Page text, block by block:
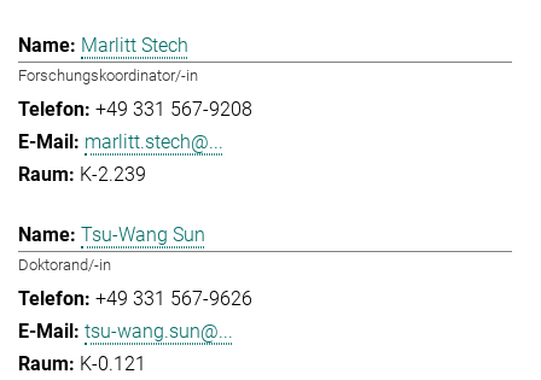
Marlitt Stech
Forschungskoordinator/-in
+49 331 567-9208
marlitt.stech@...
K-2.239
Tsu-Wang Sun
Doktorand/-in
+49 331 567-9626
tsu-wang.sun@...
K-0.121